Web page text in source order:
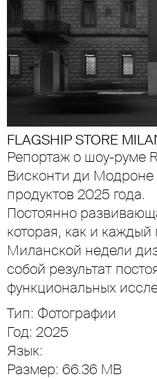
FLAGSHIP STORE
Репортаж о шоу-руме
Висконти ди Модроне
продуктов 2025 года.
Постоянно
которая, как и каждый
Миланской недели
собой результат
функциональных
Тип: Фотографии
Год: 2025
Язык:
Размер: 66.36 MB